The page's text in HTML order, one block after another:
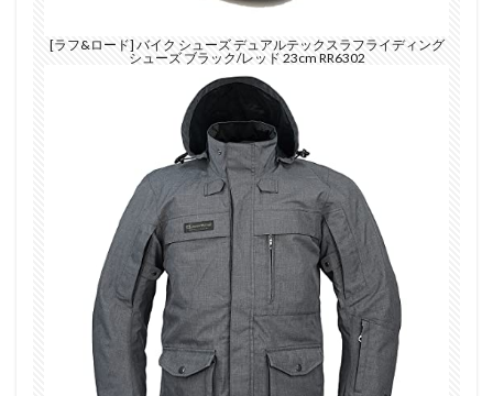
[ラフ&ロード] バイク シューズ デュアルテックスラフライディング
シューズ ブラック/レッド 23cm RR6302